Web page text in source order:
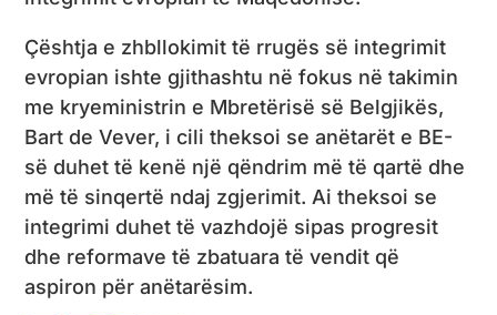
Çështja e zhbllokimit të rrugës së integrimit
evropian ishte gjithashtu në fokus në takimin
me kryeministrin e Mbretërisë së Belgjikës,
Bart de Vever, i cili theksoi se anëtarët e BE-
së duhet të kenë një qëndrim më të qartë dhe
më të sinqertë ndaj zgjerimit. Ai theksoi se
integrimi duhet të vazhdojë sipas progresit
dhe reformave të zbatuara të vendit që
aspiron për anëtarësim.